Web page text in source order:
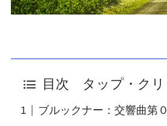
目次 タップ・クリ
ブルックナー：交響曲第